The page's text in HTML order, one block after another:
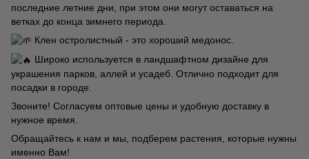
последние летние дни, при этом они могут оставаться на
ветках до конца зимнего периода.
Клен остролистный - это хороший медонос.
Широко используется в ландшафтном дизайне для
украшения парков, аллей и усадеб. Отлично подходит для
посадки в городе.
Звоните! Согласуем оптовые цены и удобную доставку в
нужное время.
Обращайтесь к нам и мы, подберем растения, которые нужны
именно Вам!